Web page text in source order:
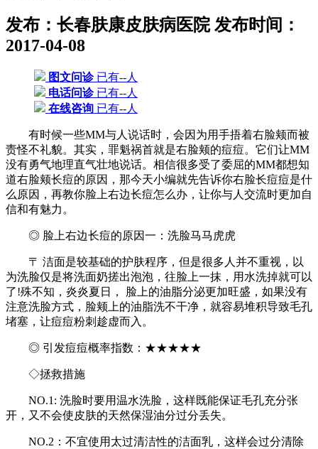
发布：长春肤康皮肤病医院发布时间：
2017-04-08
图文问诊已有--人
电话问诊已有--人
在线咨询 已有--人
有时候一些MM与人说话时，会因为用手捂着右脸颊而被
责怪不礼貌。其实，罪魁祸首就是右脸颊的痘痘。它们让MM
没有勇气地理直气壮地说话。相信很多受了委屈的MM都想知
道右脸颊长痘的原因，那今天小编就先告诉你右脸长痘痘是什
么原因，再教你脸上右边长痘怎么办，让你与人交流时更加自
信和有魅力。
◎ 脸上右边长痘的原因一：洗脸马马虎虎
〒 洁面是较基础的护肤程序，但是很多人并不重视，以
为洗脸仅是将洗面奶搓出泡泡，往脸上一抹，用水洗掉就可以
了!殊不知，炎炎夏日， 脸上的油脂分泌更加旺盛，如果没有
注意洗脸方式，脸颊上的油脂洗不干净，就容易堆积导致毛孔
堵塞，让痘痘粉刺趁虚而入。
◎ 引发痘痘概率指数：★★★★★
◇拯救措施
NO.1: 洗脸时要用温水洗脸，这样既能保证毛孔充分张
开，又不会使皮肤的天然保湿油分过分丢失。
NO.2：不宜使用太过清洁性的洁面乳，这样会过分清除